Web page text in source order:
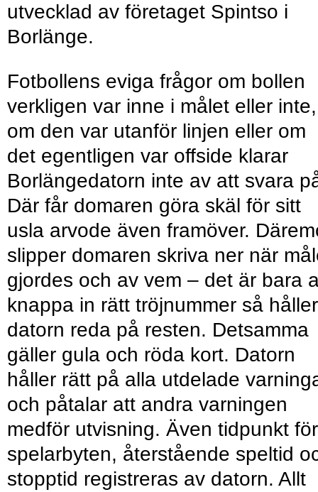
utvecklad av företaget Spintso i
Borlänge.
Fotbollens eviga frågor om bollen
verkligen var inne i målet eller inte,
om den var utanför linjen eller om
det egentligen var offside klarar
Borlängedatorn inte av att svara
Där får domaren göra skäl för sitt
usla arvode även framöver.
slipper domaren skriva ner när
gjordes och av vem – det är bara
knappa in rätt tröjnummer så håller
datorn reda på resten. Detsamma
gäller gula och röda kort. Datorn
håller rätt på alla utdelade
och påtalar att andra varningen
medför utvisning. Även tidpunkt för
spelarbyten, återstående speltid
stopptid registreras av datorn. Allt